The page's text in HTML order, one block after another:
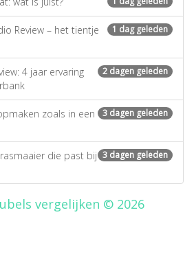
1 dag geleden
Review – het tientje
2 dagen geleden
4 jaar ervaring
3 dagen geleden
zoals in een
3 dagen geleden
die past bij
vergelijken © 2026